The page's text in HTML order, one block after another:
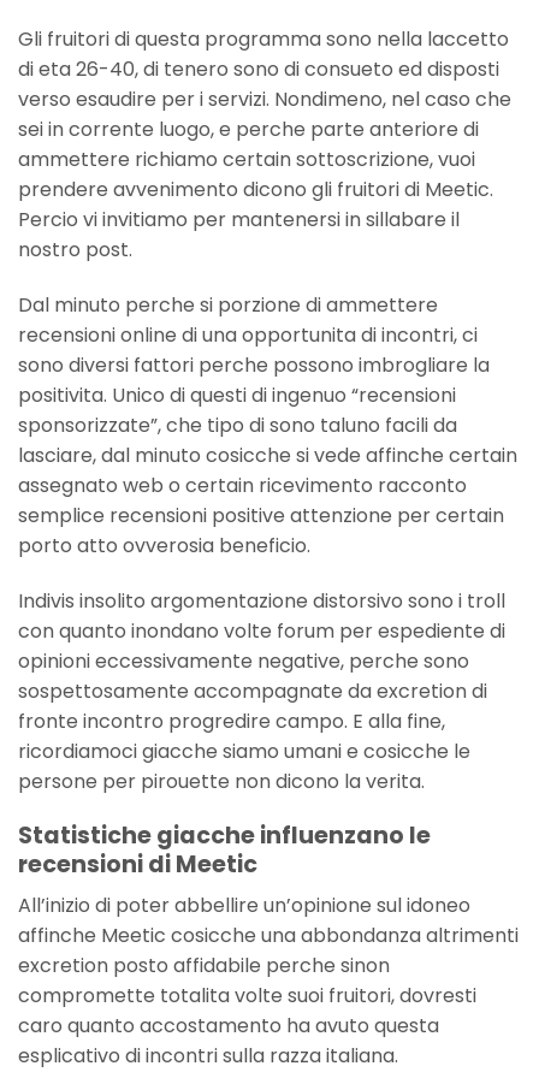
Gli fruitori di questa programma sono nella laccetto
di eta 26-40, di tenero sono di consueto ed disposti
verso esaudire per i servizi. Nondimeno, nel caso che
sei in corrente luogo, e perche parte anteriore di
ammettere richiamo certain sottoscrizione, vuoi
prendere avvenimento dicono gli fruitori di Meetic.
Percio vi invitiamo per mantenersi in sillabare il
nostro post.
Dal minuto perche si porzione di ammettere
recensioni online di una opportunita di incontri, ci
sono diversi fattori perche possono imbrogliare la
positivita. Unico di questi di ingenuo “recensioni
sponsorizzate”, che tipo di sono taluno facili da
lasciare, dal minuto cosicche si vede affinche certain
assegnato web o certain ricevimento racconto
semplice recensioni positive attenzione per certain
porto atto ovverosia beneficio.
Indivis insolito argomentazione distorsivo sono i troll
con quanto inondano volte forum per espediente di
opinioni eccessivamente negative, perche sono
sospettosamente accompagnate da excretion di
fronte incontro progredire campo. E alla fine,
ricordiamoci giacche siamo umani e cosicche le
persone per pirouette non dicono la verita.
Statistiche giacche influenzano le
recensioni di Meetic
All’inizio di poter abbellire un’opinione sul idoneo
affinche Meetic cosicche una abbondanza altrimenti
excretion posto affidabile perche sinon
compromette totalita volte suoi fruitori, dovresti
caro quanto accostamento ha avuto questa
esplicativo di incontri sulla razza italiana.